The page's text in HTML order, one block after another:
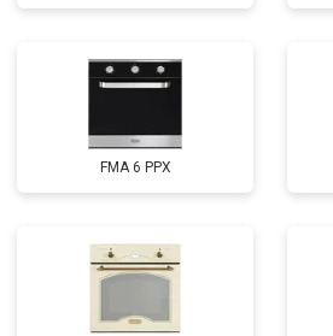
FMA 6 PPX